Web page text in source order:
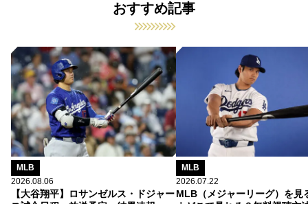
おすすめ記事
MLB
2026.08.06
【大谷翔平】ロサンゼルス・ドジャー
MLB
2026.07.22
MLB（メジャーリーグ）を見